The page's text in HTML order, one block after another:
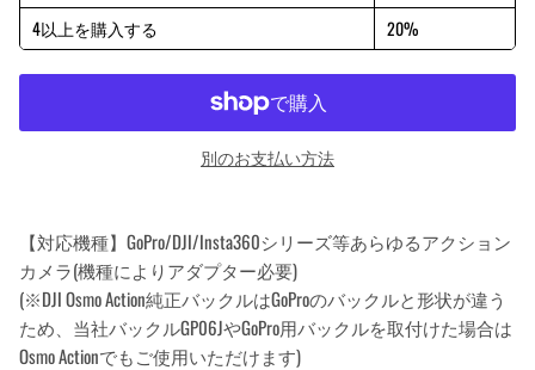
4以上を購入する
20%
別のお支払い方法
【対応機種】GoPro/DJI/Insta360シリーズ等あらゆるアクション
カメラ(機種によりアダプター必要)
(※DJI Osmo Action純正バックルはGoProのバックルと形状が違う
ため、当社バックルGP06JやGoPro用バックルを取付けた場合は
Osmo Actionでもご使用いただけます)